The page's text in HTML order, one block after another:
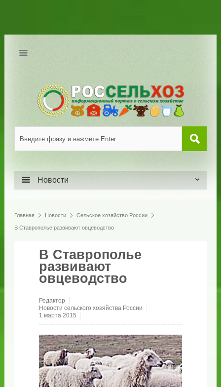
Новости
Главная Новости Сельское хозяйство России
В Ставрополье развивают овцеводство
В Ставрополье
развивают
овцеводство
Редактор
Новости сельского хозяйства России
1 марта 2015